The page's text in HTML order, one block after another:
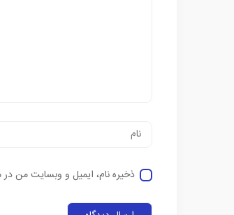
ذخیره نام، ایمیل و وبسایت من در